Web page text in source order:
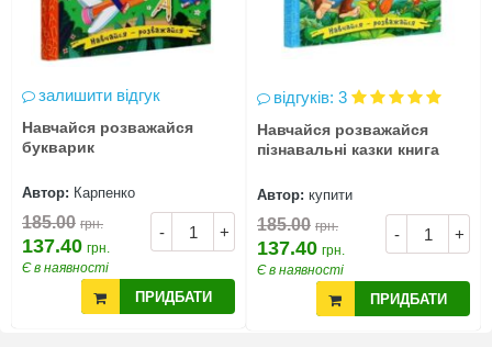
залишити відгук
Навчайся розважайся
букварик
Автор: Карпенко
- +
185.00 грн.
137.40 грн.
Є в наявності
ПРИДБАТИ
відгуків: 3
Навчайся розважайся
пізнавальні казки книга
Автор: купити
- +
185.00 грн.
137.40 грн.
Є в наявності
ПРИДБАТИ